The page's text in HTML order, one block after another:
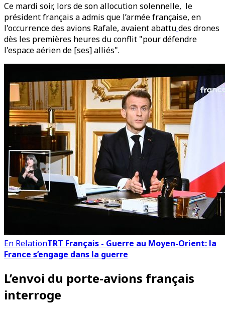
Ce mardi soir, lors de son allocution solennelle, le
président français a admis que l’armée française, en
l'occurrence des avions Rafale, avaient abattudes drones
dès les premières heures du conflit "pour défendre
l'espace aérien de [ses] alliés".
En RelationTRT Français - Guerre au Moyen-Orient: la
France s’engage dans la guerre
L’envoi du porte-avions français
interroge